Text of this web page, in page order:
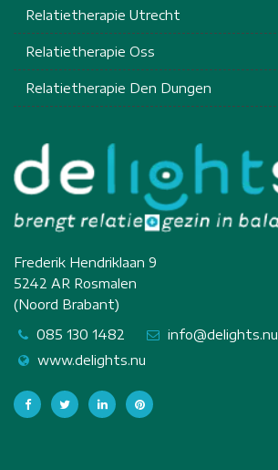
Relatietherapie Utrecht
Relatietherapie Oss
Relatietherapie Den Dungen
Frederik Hendriklaan 9
5242 AR Rosmalen
(Noord Brabant)
085 130 1482
info@delights.nu
www.delights.nu